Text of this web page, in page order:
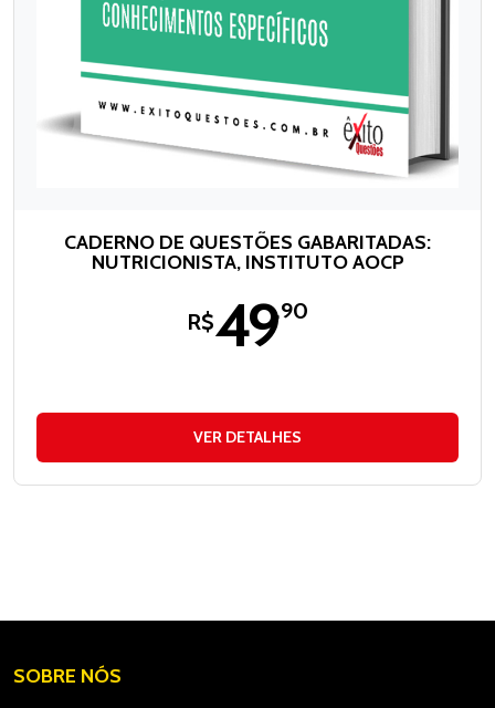
CADERNO DE QUESTÕES GABARITADAS:
NUTRICIONISTA, INSTITUTO AOCP
R$49,90
VER DETALHES
SOBRE NÓS